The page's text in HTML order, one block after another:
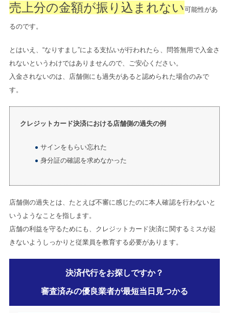
売上分の金額が振り込まれない可能性があ
るのです。
とはいえ、“なりすまし”による支払いが行われたら、問答無用で入金さ
れないというわけではありませんので、ご安心ください。
入金されないのは、店舗側にも過失があると認められた場合のみで
す。
クレジットカード決済における店舗側の過失の例
サインをもらい忘れた
身分証の確認を求めなかった
店舗側の過失とは、たとえば不審に感じたのに本人確認を行わないと
いうようなことを指します。
店舗の利益を守るためにも、クレジットカード決済に関するミスが起
きないようしっかりと従業員を教育する必要があります。
決済代行をお探しですか？
審査済みの優良業者が最短当日見つかる